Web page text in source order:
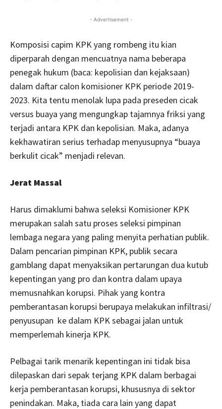
- Advertisement -
Komposisi capim KPK yang rombeng itu kian
diperparah dengan mencuatnya nama beberapa
penegak hukum (baca: kepolisian dan kejaksaan)
dalam daftar calon komisioner KPK periode 2019-
2023. Kita tentu menolak lupa pada preseden cicak
versus buaya yang mengungkap tajamnya friksi yang
terjadi antara KPK dan kepolisian. Maka, adanya
kekhawatiran serius terhadap menyusupnya “buaya
berkulit cicak” menjadi relevan.
Jerat Massal
Harus dimaklumi bahwa seleksi Komisioner KPK
merupakan salah satu proses seleksi pimpinan
lembaga negara yang paling menyita perhatian publik.
Dalam pencarian pimpinan KPK, publik secara
gamblang dapat menyaksikan pertarungan dua kutub
kepentingan yang pro dan kontra dalam upaya
memusnahkan korupsi. Pihak yang kontra
pemberantasan korupsi berupaya melakukan infiltrasi/
penyusupan ke dalam KPK sebagai jalan untuk
memperlemah kinerja KPK.
Pelbagai tarik menarik kepentingan ini tidak bisa
dilepaskan dari sepak terjang KPK dalam berbagai
kerja pemberantasan korupsi, khususnya di sektor
penindakan. Maka, tiada cara lain yang dapat